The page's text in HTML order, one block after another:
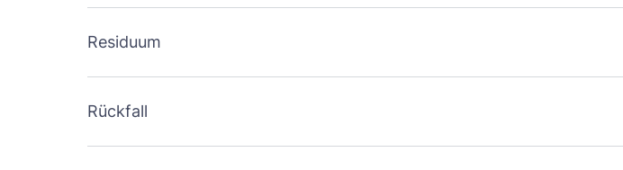
Residuum
Rückfall